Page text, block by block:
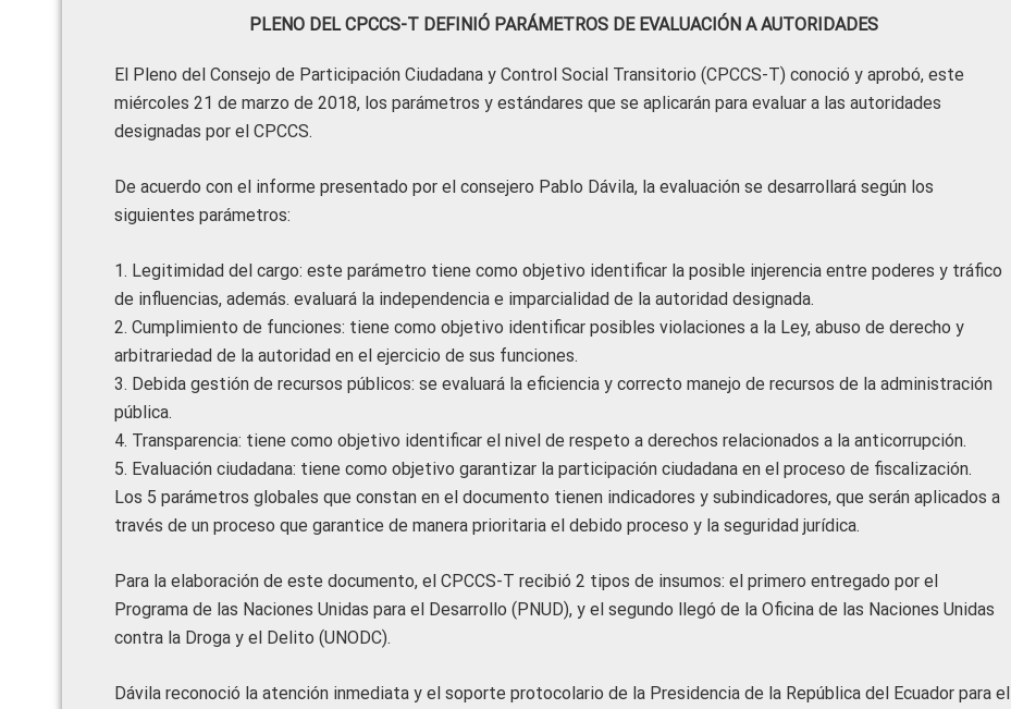
PLENO DEL CPCCS-T DEFINIÓ PARÁMETROS DE EVALUACIÓN A AUTORIDADES
El Pleno del Consejo de Participación Ciudadana y Control Social Transitorio (CPCCS-T) conoció y aprobó, este
miércoles 21 de marzo de 2018, los parámetros y estándares que se aplicarán para evaluar a las autoridades
designadas por el CPCCS.
De acuerdo con el informe presentado por el consejero Pablo Dávila, la evaluación se desarrollará según los
siguientes parámetros:
1. Legitimidad del cargo: este parámetro tiene como objetivo identificar la posible injerencia entre poderes y tráfico
de influencias, además. evaluará la independencia e imparcialidad de la autoridad designada.
2. Cumplimiento de funciones: tiene como objetivo identificar posibles violaciones a la Ley, abuso de derecho y
arbitrariedad de la autoridad en el ejercicio de sus funciones.
3. Debida gestión de recursos públicos: se evaluará la eficiencia y correcto manejo de recursos de la administración
pública.
4. Transparencia: tiene como objetivo identificar el nivel de respeto a derechos relacionados a la anticorrupción.
5. Evaluación ciudadana: tiene como objetivo garantizar la participación ciudadana en el proceso de fiscalización.
Los 5 parámetros globales que constan en el documento tienen indicadores y subindicadores, que serán aplicados a
través de un proceso que garantice de manera prioritaria el debido proceso y la seguridad jurídica.
Para la elaboración de este documento, el CPCCS-T recibió 2 tipos de insumos: el primero entregado por el
Programa de las Naciones Unidas para el Desarrollo (PNUD), y el segundo llegó de la Oficina de las Naciones Unidas
contra la Droga y el Delito (UNODC).
Dávila reconoció la atención inmediata y el soporte protocolario de la Presidencia de la República del Ecuador para el